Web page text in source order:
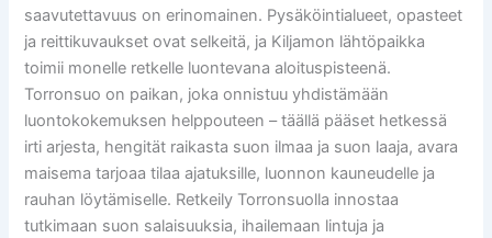
saavutettavuus on erinomainen. Pysäköintialueet, opasteet
ja reittikuvaukset ovat selkeitä, ja Kiljamon lähtöpaikka
toimii monelle retkelle luontevana aloituspisteenä.
Torronsuo on paikan, joka onnistuu yhdistämään
luontokokemuksen helppouteen – täällä pääset hetkessä
irti arjesta, hengität raikasta suon ilmaa ja suon laaja, avara
maisema tarjoaa tilaa ajatuksille, luonnon kauneudelle ja
rauhan löytämiselle. Retkeily Torronsuolla innostaa
tutkimaan suon salaisuuksia, ihailemaan lintuja ja